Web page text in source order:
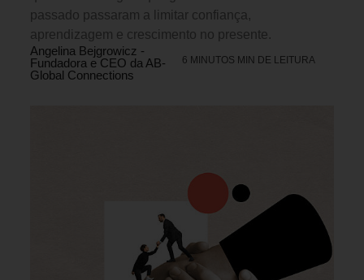
passado passaram a limitar confiança,
aprendizagem e crescimento no presente.
Angelina Bejgrowicz -
Fundadora e CEO da AB-
Global Connections
6 MINUTOS MIN DE LEITURA